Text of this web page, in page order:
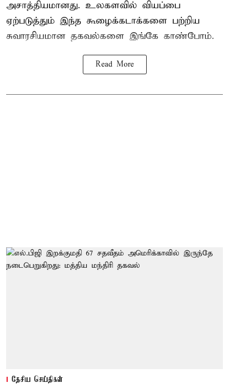
அசாத்தியமானது. உலகளவில் வியப்பை
ஏற்படுத்தும் இந்த கூழைக்கடாக்களை பற்றிய
சுவாரசியமான தகவல்களை இங்கே காண்போம்.
Read More
தேசிய செய்திகள்